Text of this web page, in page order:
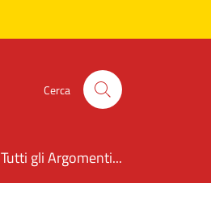
Cerca
Tutti gli Argomenti...